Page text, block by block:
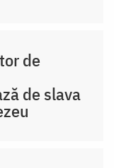
de
de slava